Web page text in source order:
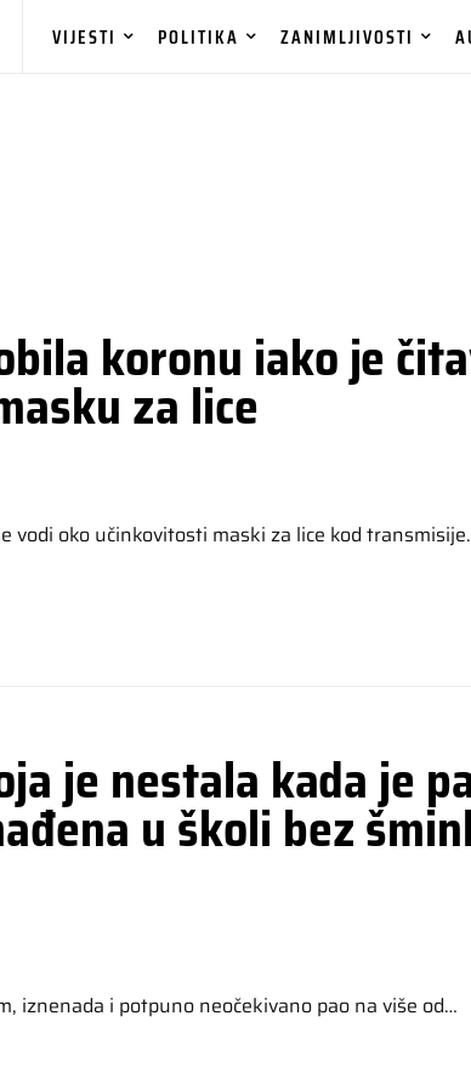
VIJESTI POLITIKA ZANIMLJIVOSTI
koronu iako je
za lice
vodi oko učinkovitosti maski za lice kod
je nestala kada je
u školi bez
iznenada i potpuno neočekivano pao na više od…